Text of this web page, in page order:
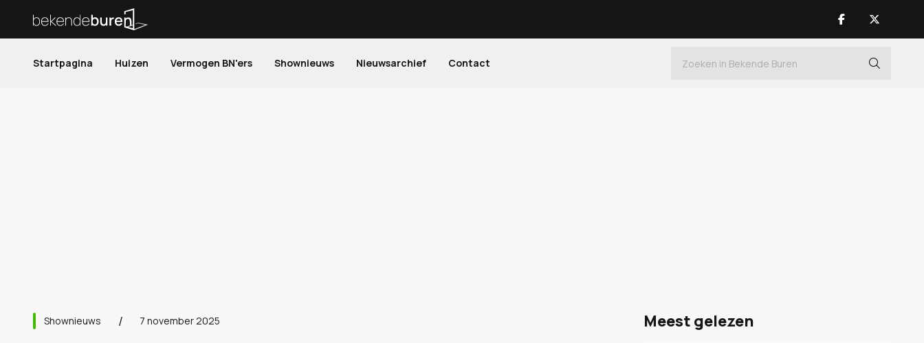
Startpagina Huizen Vermogen BN'ers Shownieuws Nieuwsarchief Contact
Shownieuws 7 november 2025 Meest gelezen